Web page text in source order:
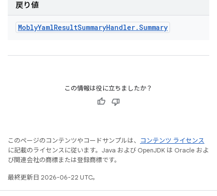
戻り値
MoblyYamlResultSummaryHandler.Summary
この情報は役に立ちましたか？
このページのコンテンツやコードサンプルは、
コンテンツ ライセンス
に記載のライセンスに従います。Java および OpenJDK は Oracle およ
び関連会社の商標または登録商標です。
最終更新日 2026-06-22 UTC。